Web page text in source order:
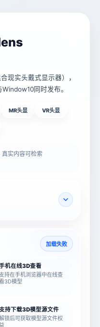
现实头戴式显示器），
同时发布。
MR头显 VR头显
真实内容可检索
加载失败
机在线3D查看
支持在手机浏览器中在线查
3D模型
持下载3D模型源文件
锁后可获取模型源文件权